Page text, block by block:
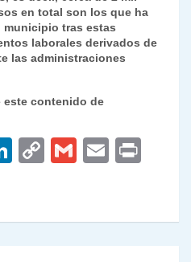
en total son los que ha
municipio tras estas
laborales derivados de
las administraciones
este contenido de
Li
e
C
y
G
l
E
l